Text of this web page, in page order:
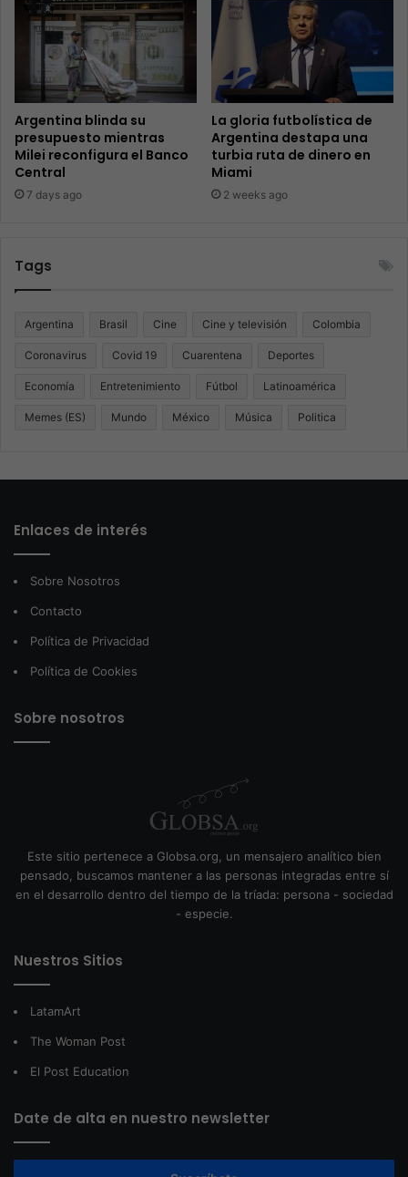
Argentina blinda su
presupuesto mientras
Milei reconfigura el Banco
Central
7 days ago
La gloria futbolística de
Argentina destapa una
turbia ruta de dinero en
Miami
2 weeks ago
Tags
Argentina Brasil Cine Cine y televisión Colombia
Coronavirus Covid 19 Cuarentena Deportes
Economía Entretenimiento Fútbol Latinoamérica
Memes (ES) Mundo México Música Politica
Enlaces de interés
Sobre Nosotros
Contacto
Política de Privacidad
Política de Cookies
Sobre nosotros
Este sitio pertenece a Globsa.org, un mensajero analítico bien
pensado, buscamos mantener a las personas integradas entre sí
en el desarrollo dentro del tiempo de la tríada: persona - sociedad
- especie.
Nuestros Sitios
LatamArt
The Woman Post
El Post Education
Date de alta en nuestro newsletter